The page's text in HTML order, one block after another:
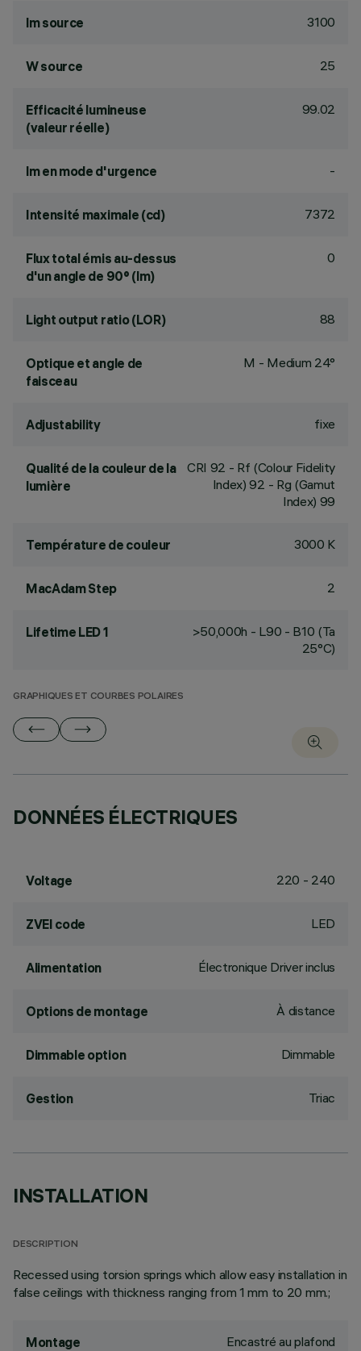
lm source 3100
W source 25
Efficacité lumineuse
(valeur réelle)
99.02
lm en mode d'urgence -
Intensité maximale (cd) 7372
Flux total émis au-dessus
d'un angle de 90° (lm)
0
Light output ratio (LOR) 88
Optique et angle de
faisceau
M - Medium 24°
Adjustability fixe
Qualité de la couleur de la
lumière
CRI 92 - Rf (Colour Fidelity
Index) 92 - Rg (Gamut
Index) 99
Température de couleur 3000 K
MacAdam Step 2
Lifetime LED 1
>50,000h - L90 - B10 (Ta
25°C)
GRAPHIQUES ET COURBES POLAIRES
DONNÉES ÉLECTRIQUES
Voltage 220 - 240
ZVEI code LED
Alimentation Électronique Driver inclus
Options de montage À distance
Dimmable option Dimmable
Gestion Triac
INSTALLATION
DESCRIPTION
Recessed using torsion springs which allow easy installation in
false ceilings with thickness ranging from 1 mm to 20 mm.;
Montage Encastré au plafond